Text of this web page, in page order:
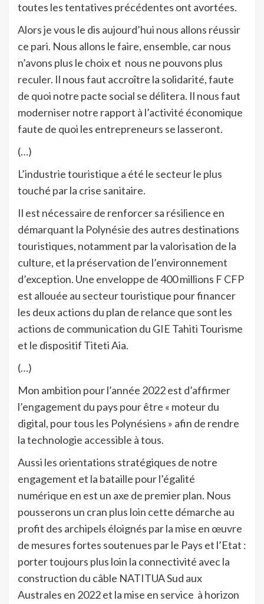
toutes les tentatives précédentes ont avortées.
Alors je vous le dis aujourd’hui nous allons réussir
ce pari. Nous allons le faire, ensemble, car nous
n’avons plus le choix et nous ne pouvons plus
reculer. Il nous faut accroître la solidarité, faute
de quoi notre pacte social se délitera. Il nous faut
moderniser notre rapport à l’activité économique
faute de quoi les entrepreneurs se lasseront.
(…)
L’industrie touristique a été le secteur le plus
touché par la crise sanitaire.
Il est nécessaire de renforcer sa résilience en
démarquant la Polynésie des autres destinations
touristiques, notamment par la valorisation de la
culture, et la préservation de l’environnement
d’exception. Une enveloppe de 400 millions F CFP
est allouée au secteur touristique pour financer
les deux actions du plan de relance que sont les
actions de communication du GIE Tahiti Tourisme
et le dispositif Titeti Aia.
(…)
Mon ambition pour l’année 2022 est d’affirmer
l’engagement du pays pour être « moteur du
digital, pour tous les Polynésiens » afin de rendre
la technologie accessible à tous.
Aussi les orientations stratégiques de notre
engagement et la bataille pour l’égalité
numérique en est un axe de premier plan. Nous
pousserons un cran plus loin cette démarche au
profit des archipels éloignés par la mise en œuvre
de mesures fortes soutenues par le Pays et l’Etat :
porter toujours plus loin la connectivité avec la
construction du câble NATITUA Sud aux
Australes en 2022 et la mise en service à horizon